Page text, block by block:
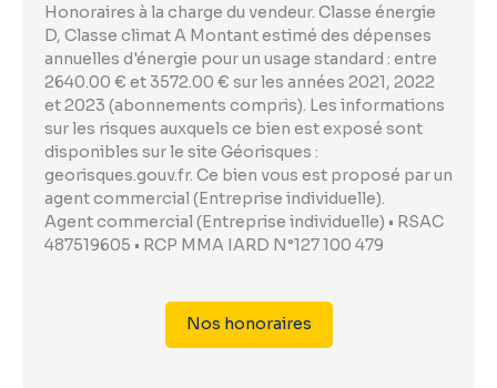
Honoraires à la charge du vendeur. Classe énergie
D, Classe climat A Montant estimé des dépenses
annuelles d'énergie pour un usage standard : entre
2640.00 € et 3572.00 € sur les années 2021, 2022
et 2023 (abonnements compris). Les informations
sur les risques auxquels ce bien est exposé sont
disponibles sur le site Géorisques :
georisques.gouv.fr. Ce bien vous est proposé par un
agent commercial (Entreprise individuelle).
Agent commercial (Entreprise individuelle) • RSAC
487519605 • RCP MMA IARD N°127 100 479
Nos honoraires